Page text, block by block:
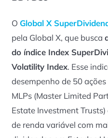
O Global X
pela Global X, que busca
do índice Index
Volatility Index. Esse
desempenho de 50
MLPs (Master Limited
Estate Investment
de renda variável com